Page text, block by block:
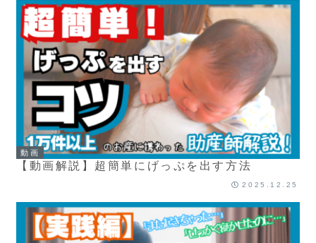
動画
【動画解説】超簡単にげっぷを出す方法
2025.12.25